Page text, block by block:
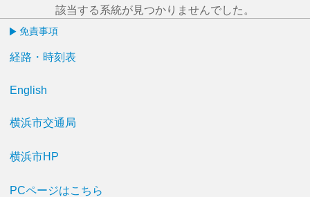
該当する系統が見つかりませんでした。
免責事項
経路・時刻表
English
横浜市交通局
横浜市HP
PCページはこちら